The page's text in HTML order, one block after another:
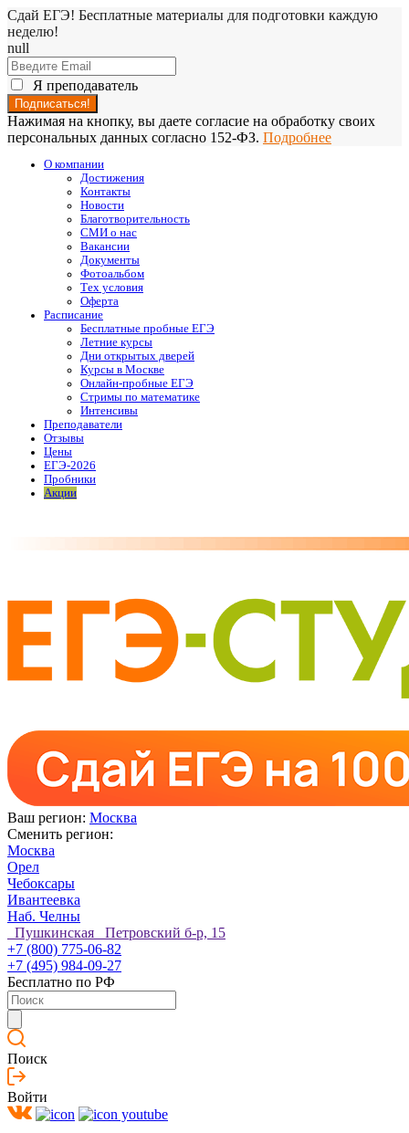
Сдай ЕГЭ! Бесплатные материалы для подготовки каждую
неделю!
null
Я преподаватель
Нажимая на кнопку, вы даете согласие на обработку своих
персональных данных согласно 152-ФЗ. Подробнее
О компании
Достижения
Контакты
Новости
Благотворительность
СМИ о нас
Вакансии
Документы
Фотоальбом
Тех условия
Оферта
Расписание
Бесплатные пробные ЕГЭ
Летние курсы
Дни открытых дверей
Курсы в Москве
Онлайн-пробные ЕГЭ
Стримы по математике
Интенсивы
Преподаватели
Отзывы
Цены
ЕГЭ-2026
Пробники
Акции
Ваш регион: Москва
Сменить регион:
Москва
Орел
Чебоксары
Ивантеевка
Наб. Челны
Пушкинская Петровский б-р, 15
+7 (800) 775-06-82
+7 (495) 984-09-27
Бесплатно по РФ
Поиск
Войти